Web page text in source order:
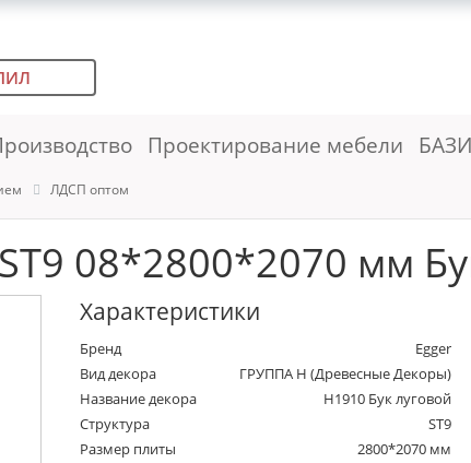
Проектирование мебели
ЛДСП оптом
08*2800*2070 мм
Характеристики
Бренд
Egger
Вид декора
ГРУППА Н (Древесные Декоры)
Название декора
H1910 Бук луговой
Структура
ST9
Размер плиты
2800*2070 мм